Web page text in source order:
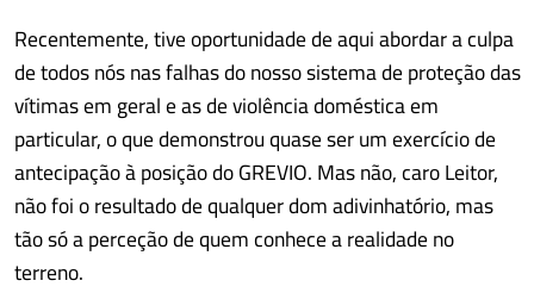
Recentemente, tive oportunidade de aqui abordar a culpa
de todos nós nas falhas do nosso sistema de proteção das
vítimas em geral e as de violência doméstica em
particular, o que demonstrou quase ser um exercício de
antecipação à posição do GREVIO. Mas não, caro Leitor,
não foi o resultado de qualquer dom adivinhatório, mas
tão só a perceção de quem conhece a realidade no
terreno.